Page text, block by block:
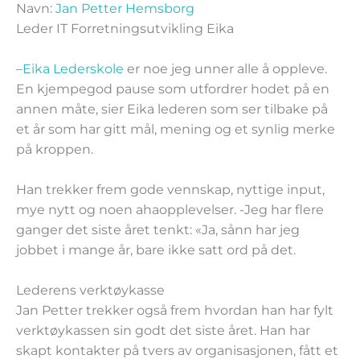
Navn: Jan Petter Hemsborg
Leder IT Forretningsutvikling Eika
–Eika Lederskole er noe jeg unner alle å oppleve.
En kjempegod pause som utfordrer hodet på en
annen måte, sier Eika lederen som ser tilbake på
et år som har gitt mål, mening og et synlig merke
på kroppen.
Han trekker frem gode vennskap, nyttige input,
mye nytt og noen ahaopplevelser. -Jeg har flere
ganger det siste året tenkt: «Ja, sånn har jeg
jobbet i mange år, bare ikke satt ord på det.
Lederens verktøykasse
Jan Petter trekker også frem hvordan han har fylt
verktøykassen sin godt det siste året. Han har
skapt kontakter på tvers av organisasjonen, fått et